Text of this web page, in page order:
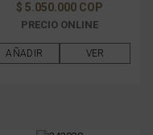
$ 5.050.000 COP
PRECIO ONLINE
AÑADIR VER